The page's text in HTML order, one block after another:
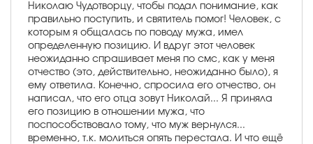
Николаю Чудотворцу, чтобы подал понимание, как
правильно поступить, и святитель помог! Человек, с
которым я общалась по поводу мужа, имел
определенную позицию. И вдруг этот человек
неожиданно спрашивает меня по смс, как у меня
отчество (это, действительно, неожиданно было), я
ему ответила. Конечно, спросила его отчество, он
написал, что его отца зовут Николай... Я приняла
его позицию в отношении мужа, что
поспособствовало тому, что муж вернулся...
временно, т.к. молиться опять перестала. И что ещё